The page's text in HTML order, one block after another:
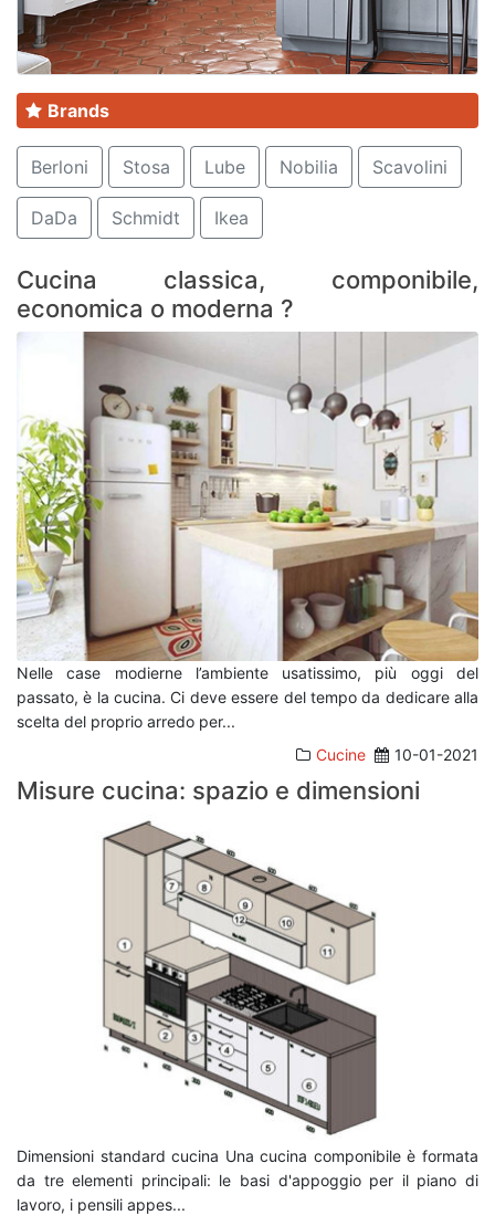
Cucina classica, componibile,
economica o moderna ?
Nelle case modierne l’ambiente usatissimo, più oggi del
passato, è la cucina. Ci deve essere del tempo da dedicare alla
scelta del proprio arredo per...
Cucine
10-01-2021
Misure cucina: spazio e dimensioni
Dimensioni standard cucina Una cucina componibile è formata
da tre elementi principali: le basi d'appoggio per il piano di
lavoro, i pensili appes...
Brands
Berloni Stosa Lube Nobilia Scavolini
DaDa Schmidt Ikea